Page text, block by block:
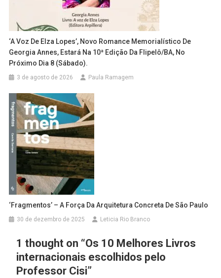
‘A Voz De Elza Lopes’, Novo Romance Memorialístico De
Georgia Annes, Estará Na 10ª Edição Da Flipelô/BA, No
Próximo Dia 8 (sábado).
3 de agosto de 2026 Paula Ramagem
‘Fragmentos’ – A Força Da Arquitetura Concreta De São Paulo
30 de dezembro de 2025 Leticia Rio Branco
1 thought on “Os 10 Melhores Livros
internacionais escolhidos pelo
Professor Cisi”